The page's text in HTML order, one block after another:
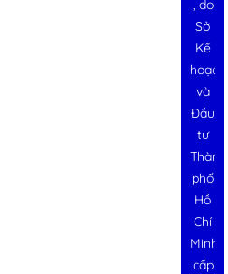
, do
Sở
Kế
hoạch
và
Đầu
tư
Thành
phố
Hồ
Chí
Minh
cấp